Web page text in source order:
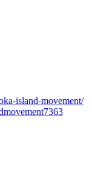
island-movement/